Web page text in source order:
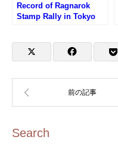
Record of Ragnarok
Stamp Rally in Tokyo
Search